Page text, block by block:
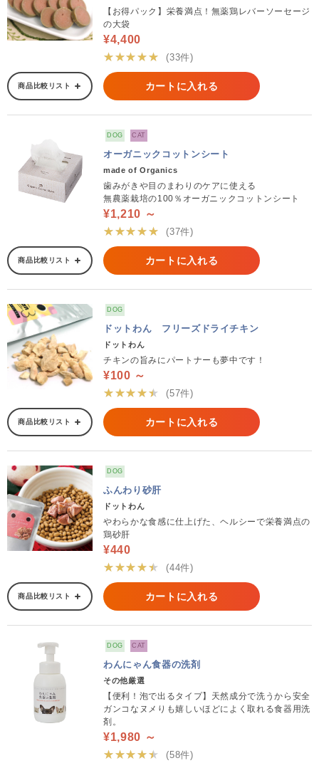
【お得パック】栄養満点！無薬鶏レバーソーセージ
の大袋
¥4,400
★★★★★
(33件)
商品比較リスト カートに入れる
DOG CAT
オーガニックコットンシート
made of Organics
歯みがきや目のまわりのケアに使える
無農薬栽培の100％オーガニックコットンシート
¥1,210 ～
★★★★★
(37件)
商品比較リスト カートに入れる
DOG
ドットわん フリーズドライチキン
ドットわん
チキンの旨みにパートナーも夢中です！
¥100 ～
★★★★★
(57件)
商品比較リスト カートに入れる
DOG
ふんわり砂肝
ドットわん
やわらかな食感に仕上げた、ヘルシーで栄養満点の
鶏砂肝
¥440
★★★★★
(44件)
商品比較リスト カートに入れる
DOG CAT
わんにゃん食器の洗剤
その他厳選
【便利！泡で出るタイプ】天然成分で洗うから安全
ガンコなヌメりも嬉しいほどによく取れる食器用洗
剤。
¥1,980 ～
★★★★★
(58件)